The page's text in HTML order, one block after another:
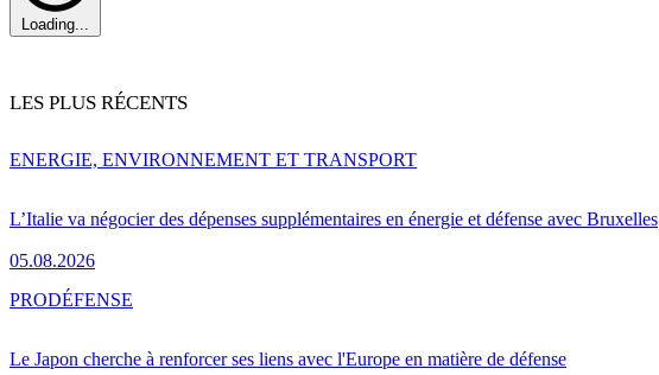
Loading...
LES PLUS RÉCENTS
L’Italie va négocier des dépenses supplémentaires en énergie et défense avec Bruxelles
05.08.2026
ENERGIE, ENVIRONNEMENT ET TRANSPORT
Le Japon cherche à renforcer ses liens avec l'Europe en matière de défense
PRODÉFENSE